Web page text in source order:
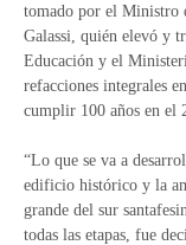
tomado por el Ministro
Galassi, quién elevó y
Educación y el
refacciones integrales
cumplir 100 años en el
“Lo que se va a
edificio histórico y la
grande del sur
todas las etapas, fue